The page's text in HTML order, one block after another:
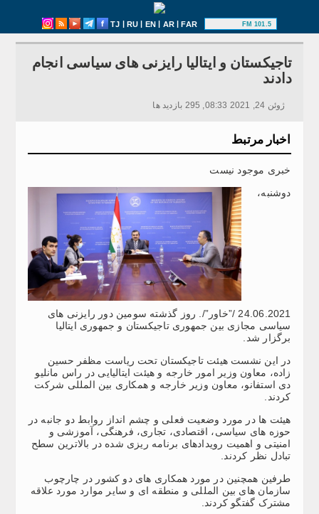
TJ | RU | EN | AR|FAR 101.5 FM
تاجیکستان و ایتالیا رایزنی های سیاسی انجام
دادند
ژوئن 24, 2021 08:33, 295 بازدید ها
اخبار مرتبط
خبری موجود نیست
دوشنبه،
24.06.2021 /”خاور”/. روز گذشته سومین دور رایزنی های
سیاسی مجازی بین جمهوری تاجیکستان و جمهوری ایتالیا
برگزار شد.
در این نشست هیئت تاجیکستان تحت ریاست مظفر حسین
زاده، معاون وزیر امور خارجه و هیئت ایتالیایی در راس مانلیو
دی استفانو، معاون وزیر خارجه و همکاری بین المللی شرکت
کردند.
هیئت ها در مورد وضعیت فعلی و چشم انداز روابط دو جانبه در
حوزه های سیاسی، اقتصادی، تجاری، فرهنگی، آموزشی و
امنیتی و اهمیت رویدادهای برنامه ریزی شده در بالاترین سطح
تبادل نظر کردند.
طرفین همچنین در مورد همکاری های دو کشور در چارچوب
سازمان های بین المللی و منطقه ای و سایر موارد مورد علاقه
مشترک گفتگو کردند.